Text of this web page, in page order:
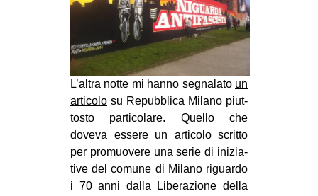
SPORT POPOLARE
MOVIMENTI
AMBIENTE
ANTIFASCISMO
DIRITTO ALL’ABITARE
GENERI
MIGRAZIONI
PRECARIATO
L’altra notte mi hanno segna­lato un
arti­colo su Repub­blica Milano piut­
to­sto par­ti­co­lare. Quello che
doveva essere un arti­colo scritto
per pro­muo­vere una serie di ini­zia­
tive del comune di Milano riguardo
i 70 anni dalla Libe­ra­zione della